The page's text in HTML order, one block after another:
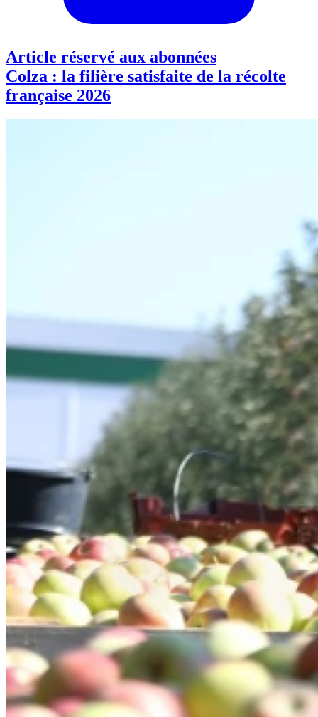
Article réservé aux abonnées
Colza : la filière satisfaite de la récolte
française 2026